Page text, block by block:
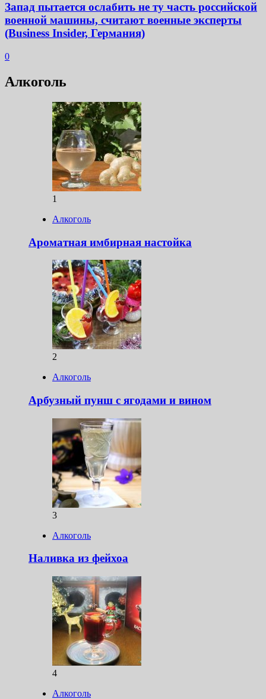
Запад пытается ослабить не ту часть российской
военной машины, считают военные эксперты
(Business Insider, Германия)
0
Алкоголь
1
Алкоголь
Ароматная имбирная настойка
2
Алкоголь
Арбузный пунш с ягодами и вином
3
Алкоголь
Наливка из фейхоа
4
Алкоголь